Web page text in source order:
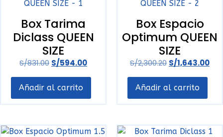
Box Tarima
Diclass QUEEN
SIZE
S/831.00 S/594.00
Añadir al carrito
Box Espacio
Optimum QUEEN
SIZE
S/2,300.20 S/1,643.00
Añadir al carrito